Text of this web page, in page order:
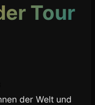
Tour
der Welt und